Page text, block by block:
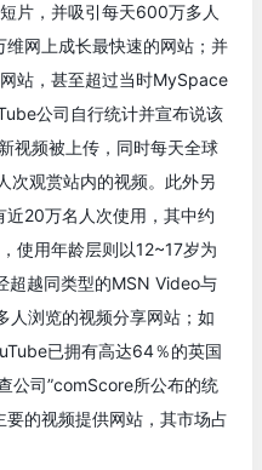
片，并吸引每天600万多人
网上成长最快速的网站；并
站，甚至超过当时MySpace
公司自行统计并宣布说该
视频被上传，同时每天全球
次观赏站内的视频。此外另
20万名人次使用，其中约
使用年龄层则以12~17岁为
超越同类型的MSN Video与
人浏览的视频分享网站；如
已拥有高达64％的英国
公司”comScore所公布的统
的视频提供网站，其市场占